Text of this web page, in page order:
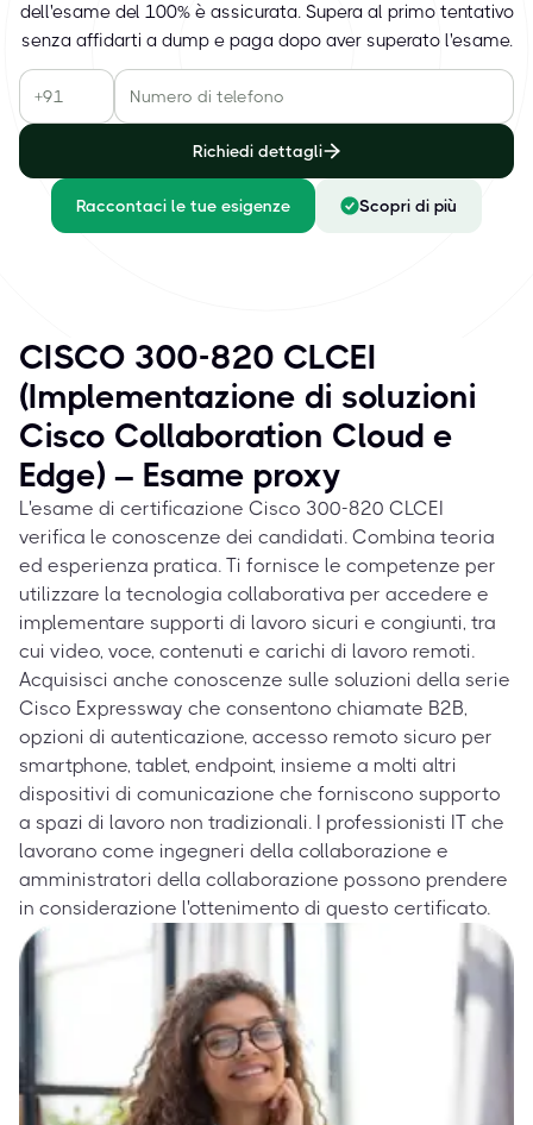
dell'esame del 100% è assicurata. Supera al primo tentativo
senza affidarti a dump e paga dopo aver superato l'esame.
Richiedi dettagli
Raccontaci le tue esigenze Scopri di più
CISCO 300-820 CLCEI
(Implementazione di soluzioni
Cisco Collaboration Cloud e
Edge) – Esame proxy
L'esame di certificazione Cisco 300-820 CLCEI
verifica le conoscenze dei candidati. Combina teoria
ed esperienza pratica. Ti fornisce le competenze per
utilizzare la tecnologia collaborativa per accedere e
implementare supporti di lavoro sicuri e congiunti, tra
cui video, voce, contenuti e carichi di lavoro remoti.
Acquisisci anche conoscenze sulle soluzioni della serie
Cisco Expressway che consentono chiamate B2B,
opzioni di autenticazione, accesso remoto sicuro per
smartphone, tablet, endpoint, insieme a molti altri
dispositivi di comunicazione che forniscono supporto
a spazi di lavoro non tradizionali. I professionisti IT che
lavorano come ingegneri della collaborazione e
amministratori della collaborazione possono prendere
in considerazione l'ottenimento di questo certificato.